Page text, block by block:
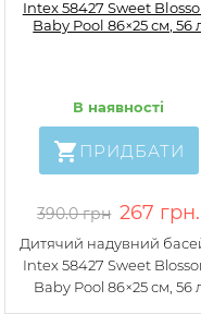
В наявності
ПРИДБАТИ
390.0 грн 267 грн.
Дитячий надувний
Intex 58427 Sweet
Baby Pool 86×25 см, 56